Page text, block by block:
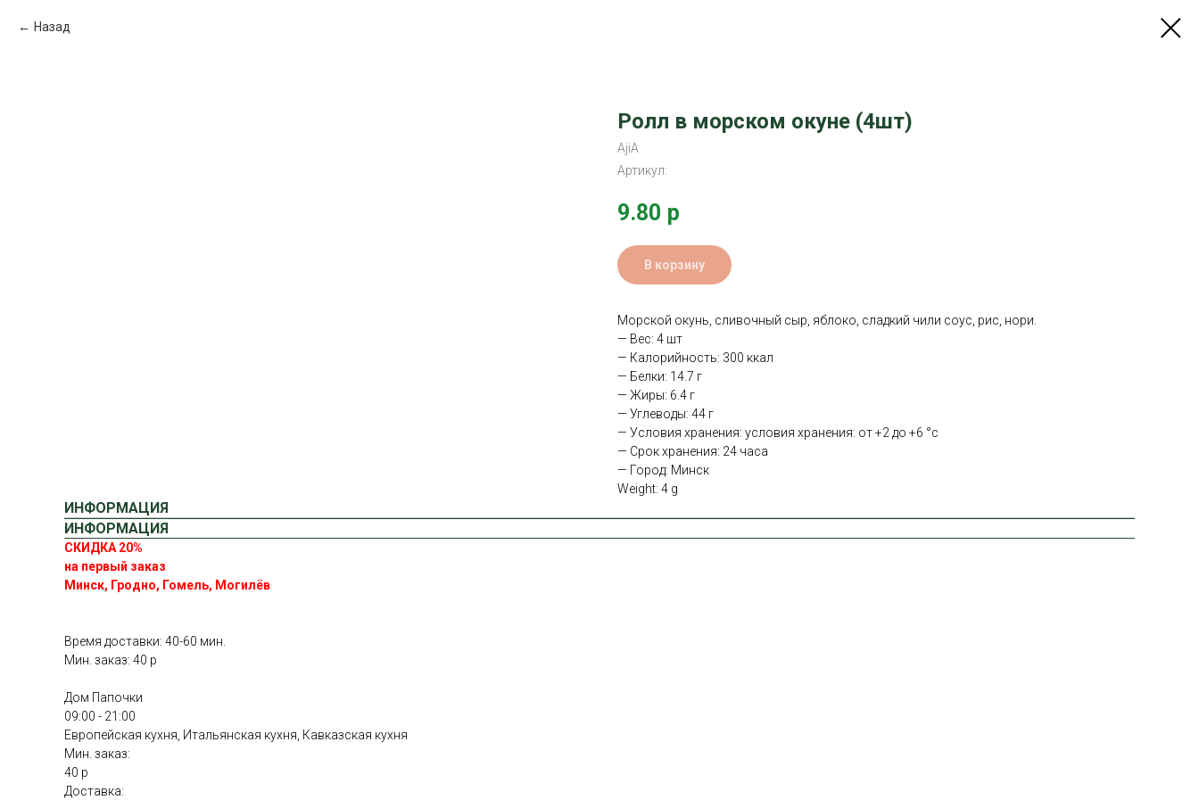
Назад
Ролл в морском окуне (4шт)
AjiA
Артикул:
9.80 р
В корзину
Морской окунь, сливочный сыр, яблоко, сладкий чили соус, рис, нори.
— Вес: 4 шт
— Калорийность: 300 ккал
— Белки: 14.7 г
— Жиры: 6.4 г
— Углеводы: 44 г
— Условия хранения: условия хранения: от +2 до +6 °с
— Срок хранения: 24 часа
— Город: Минск
Weight: 4 g
ИНФОРМАЦИЯ
ИНФОРМАЦИЯ
СКИДКА 20%
на первый заказ
Минск, Гродно, Гомель, Могилёв
Время доставки: 40-60 мин.
Мин. заказ: 40 р
Дом Папочки
09:00 - 21:00
Европейская кухня, Итальянская кухня, Кавказская кухня
Мин. заказ:
40 р
Доставка: